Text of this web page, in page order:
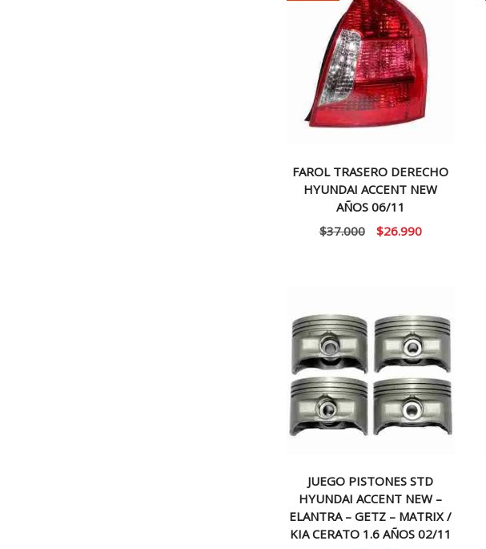
FAROL TRASERO DERECHO
HYUNDAI ACCENT NEW
AÑOS 06/11
$37.000
El
$26.990El
JUEGO PISTONES STD
HYUNDAI ACCENT NEW –
ELANTRA – GETZ – MATRIX /
KIA CERATO 1.6 AÑOS 02/11